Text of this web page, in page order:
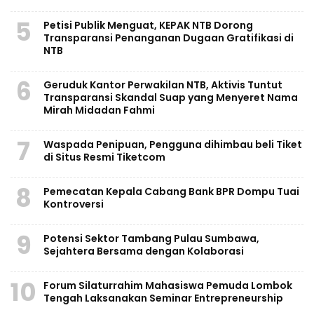
5
Petisi Publik Menguat, KEPAK NTB Dorong
Transparansi Penanganan Dugaan Gratifikasi di
NTB
6
Geruduk Kantor Perwakilan NTB, Aktivis Tuntut
Transparansi Skandal Suap yang Menyeret Nama
Mirah Midadan Fahmi
7
Waspada Penipuan, Pengguna dihimbau beli Tiket
di Situs Resmi Tiketcom
8
Pemecatan Kepala Cabang Bank BPR Dompu Tuai
Kontroversi
9
Potensi Sektor Tambang Pulau Sumbawa,
Sejahtera Bersama dengan Kolaborasi
10
Forum Silaturrahim Mahasiswa Pemuda Lombok
Tengah Laksanakan Seminar Entrepreneurship